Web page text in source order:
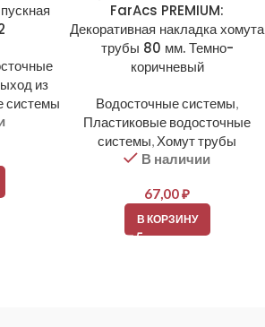
из
системы
FarAcs PREMIUM:
Декоративная накладка хомута
трубы 80 мм. Темно-
коричневый
Водосточные системы,
Пластиковые водосточные
системы, Хомут трубы
В наличии
67,00₽
В КОРЗИНУ